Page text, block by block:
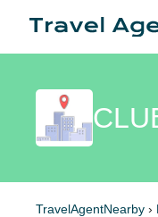
TravelAgentNearby ›